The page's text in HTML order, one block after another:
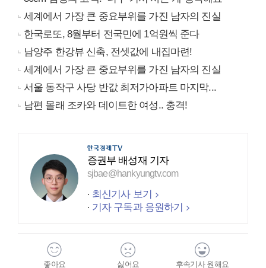
세계에서 가장 큰 중요부위를 가진 남자의 진실
한국로또, 8월부터 전국민에 1억원씩 준다
남양주 한강뷰 신축, 전셋값에 내집마련!
세계에서 가장 큰 중요부위를 가진 남자의 진실
서울 동작구 사당 반값 최저가아파트 마지막...
남편 몰래 조카와 데이트한 여성.. 충격!
증권부 배성재 기자
sjbae@hankyungtv.com
최신기사 보기
기자 구독과 응원하기
좋아요
싫어요
후속기사 원해요